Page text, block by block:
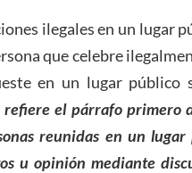
ilegales en un lugar
que celebre
en un lugar público
refiere el párrafo primero
reunidas en un
u opinión mediante